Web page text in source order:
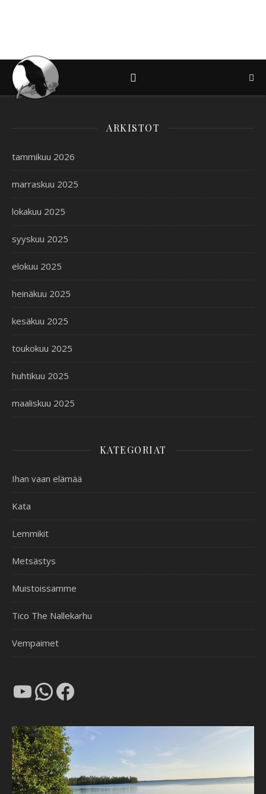
ARKISTOT
tammikuu 2026
marraskuu 2025
lokakuu 2025
syyskuu 2025
elokuu 2025
heinäkuu 2025
kesäkuu 2025
toukokuu 2025
huhtikuu 2025
maaliskuu 2025
KATEGORIAT
Ihan vaan elämää
Kata
Lemmikit
Metsästys
Muistoissamme
Tico The Nallekarhu
Vempaimet
YouTubeWhatsApp
Facebook